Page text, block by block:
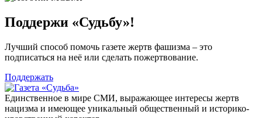
Поддержи «Судьбу»!
Лучший способ помочь газете жертв фашизма – это
подписаться на неё или сделать пожертвование.
Поддержать
Единственное в мире СМИ, выражающее интересы жертв
нацизма и имеющее уникальный общественный и историко-